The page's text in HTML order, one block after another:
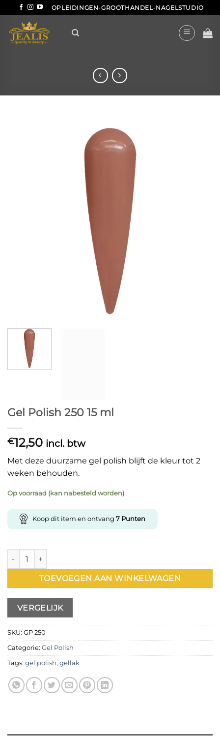
naar
inhoud
OPLEIDINGEN-GROOTHANDEL-NAGELSTUDIO
Gel Polish 250 15 ml
€12,50 incl. btw
Met deze duurzame gel polish blijft de kleur tot 2
weken behouden.
Op voorraad (kan nabesteld worden)
Koop dit item en ontvang 7 Punten
Gel Polish 250 15 ml aantal
TOEVOEGEN AAN WINKELWAGEN
VERGELIJK
SKU: GP 250
Categorie: Gel Polish
Tags: gel polish, gellak